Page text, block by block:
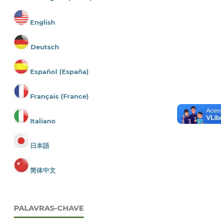
English
Deutsch
Español (España)
Français (France)
Italiano
日本語
简体中文
PALAVRAS-CHAVE